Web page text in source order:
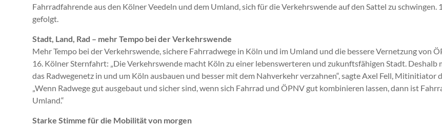
Fahrradfahrende aus den Kölner Veedeln und dem Umland, sich für die Verkehrswende auf den Sattel zu
gefolgt.
Stadt, Land, Rad – mehr Tempo bei der Verkehrswende
Mehr Tempo bei der Verkehrswende, sichere Fahrradwege in Köln und im Umland und die bessere Vernetzung von
16. Kölner Sternfahrt: „Die Verkehrswende macht Köln zu einer lebenswerteren und zukunftsfähigen Stadt. Deshalb
das Radwegenetz in und um Köln ausbauen und besser mit dem Nahverkehr verzahnen“, sagte Axel Fell,
„Wenn Radwege gut ausgebaut und sicher sind, wenn sich Fahrrad und ÖPNV gut kombinieren lassen, dann ist
Umland.“
Starke Stimme für die Mobilität von morgen